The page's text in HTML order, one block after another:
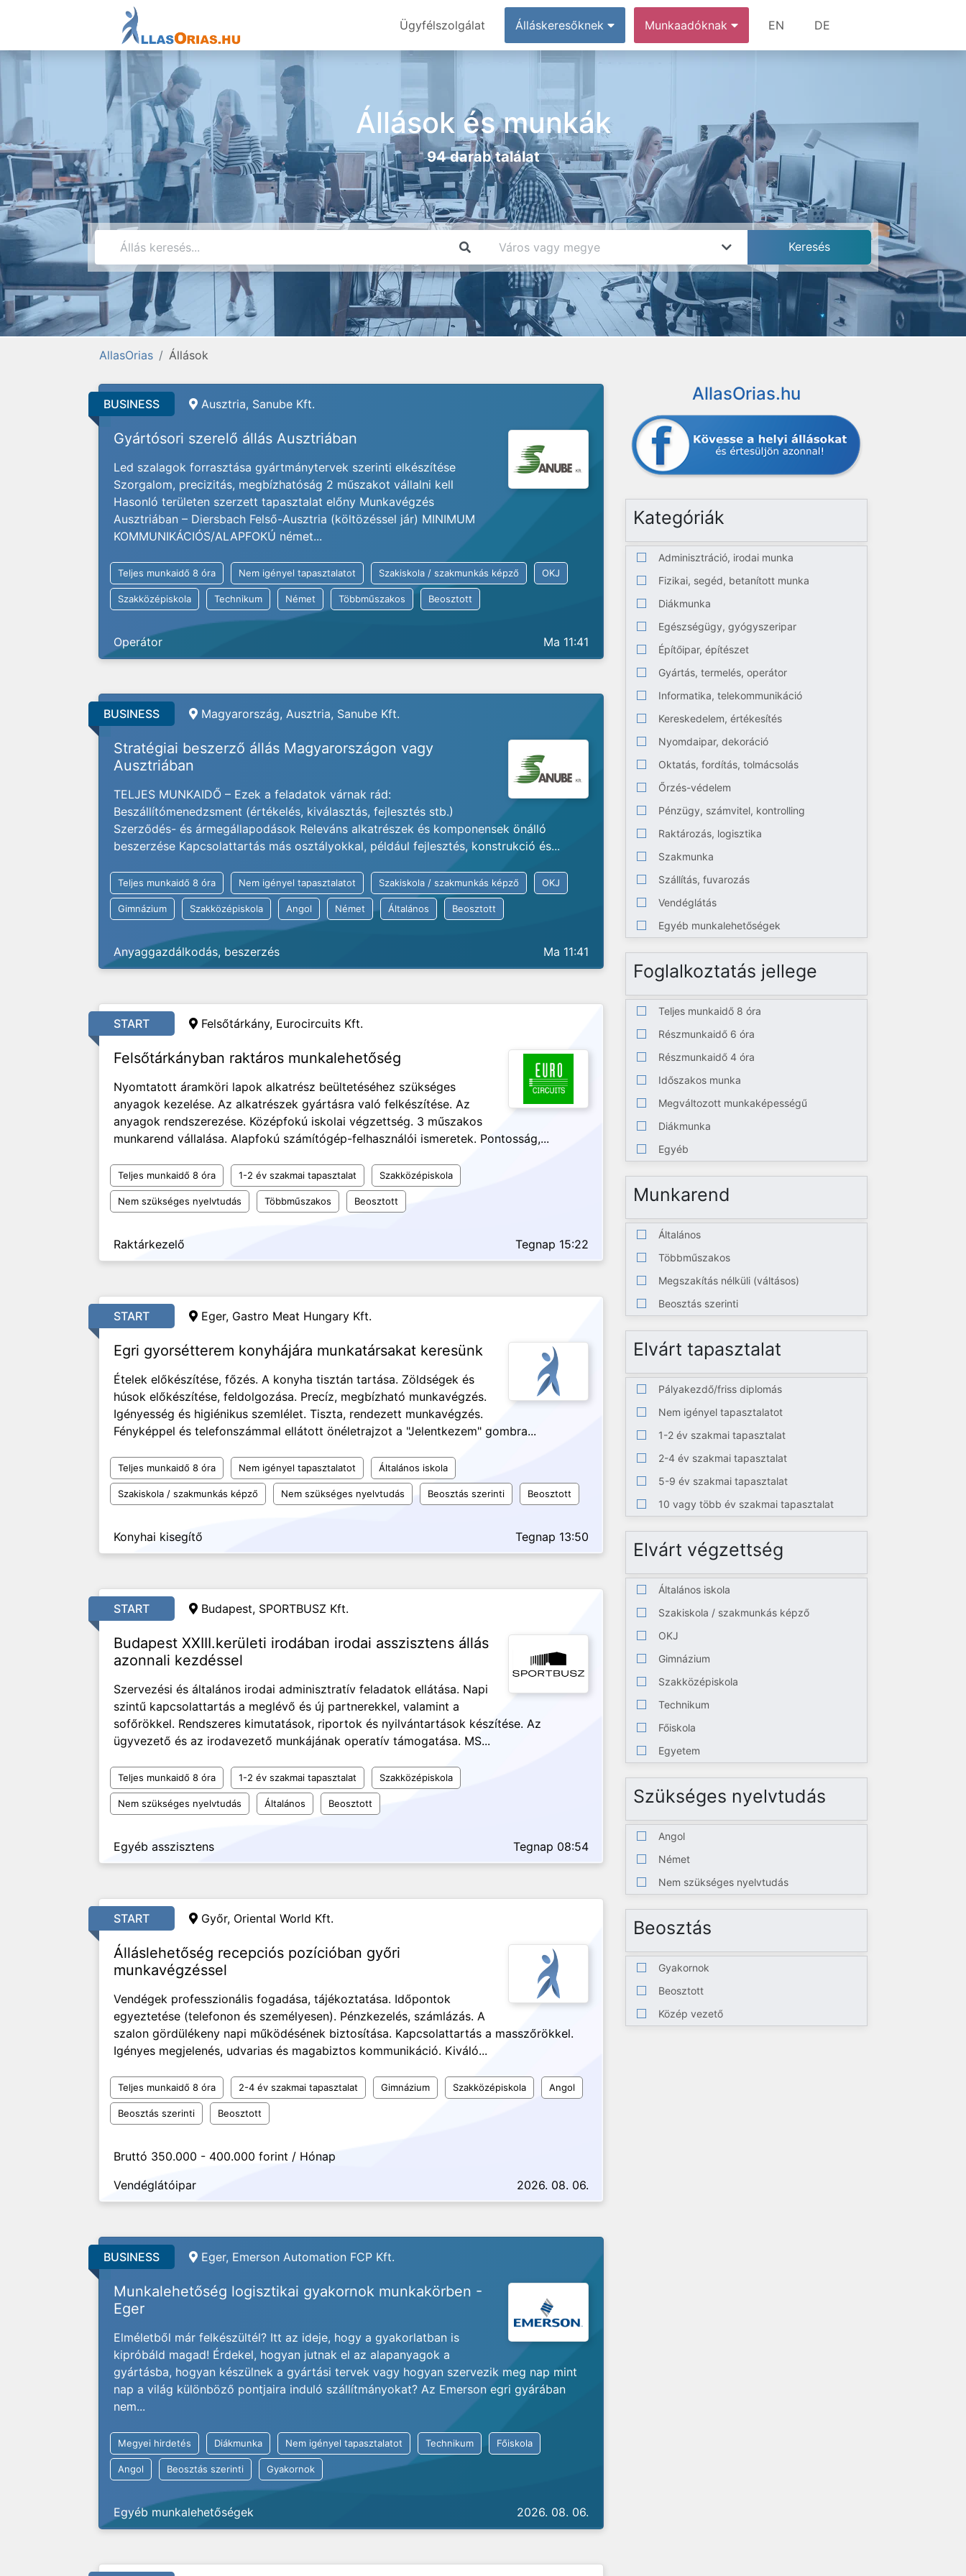
Ügyfélszolgálat Álláskeresőknek Munkaadóknak EN DE
Állások és munkák
94 darab találat
AllasOrias Állások
BUSINESS Ausztria, Sanube Kft.
Gyártósori szerelő állás Ausztriában
Led szalagok forrasztása gyártmánytervek szerinti elkészítése
Szorgalom, precizitás, megbízhatóság 2 műszakot vállalni kell
Hasonló területen szerzett tapasztalat előny Munkavégzés
Ausztriában – Diersbach Felső-Ausztria (költözéssel jár) MINIMUM
KOMMUNIKÁCIÓS/ALAPFOKÚ német...
Teljes munkaidő 8 óra Nem igényel tapasztalatot Szakiskola / szakmunkás képző OKJ
Szakközépiskola Technikum Német Többműszakos Beosztott
Operátor Ma 11:41
BUSINESS Magyarország, Ausztria, Sanube Kft.
Stratégiai beszerző állás Magyarországon vagy
Ausztriában
TELJES MUNKAIDŐ – Ezek a feladatok várnak rád:
Beszállítómenedzsment (értékelés, kiválasztás, fejlesztés stb.)
Szerződés- és ármegállapodások Releváns alkatrészek és komponensek önálló
beszerzése Kapcsolattartás más osztályokkal, például fejlesztés, konstrukció és...
Teljes munkaidő 8 óra Nem igényel tapasztalatot Szakiskola / szakmunkás képző OKJ
Gimnázium Szakközépiskola Angol Német Általános Beosztott
Anyaggazdálkodás, beszerzés Ma 11:41
START Felsőtárkány, Eurocircuits Kft.
Felsőtárkányban raktáros munkalehetőség
Nyomtatott áramköri lapok alkatrész beültetéséhez szükséges
anyagok kezelése. Az alkatrészek gyártásra való felkészítése. Az
anyagok rendszerezése. Középfokú iskolai végzettség. 3 műszakos
munkarend vállalása. Alapfokú számítógép-felhasználói ismeretek. Pontosság,...
Teljes munkaidő 8 óra 1-2 év szakmai tapasztalat Szakközépiskola
Nem szükséges nyelvtudás Többműszakos Beosztott
Raktárkezelő Tegnap 15:22
START Eger, Gastro Meat Hungary Kft.
Egri gyorsétterem konyhájára munkatársakat keresünk
Ételek előkészítése, főzés. A konyha tisztán tartása. Zöldségek és
húsok előkészítése, feldolgozása. Precíz, megbízható munkavégzés.
Igényesség és higiénikus szemlélet. Tiszta, rendezett munkavégzés.
Fényképpel és telefonszámmal ellátott önéletrajzot a "Jelentkezem" gombra...
Teljes munkaidő 8 óra Nem igényel tapasztalatot Általános iskola
Szakiskola / szakmunkás képző Nem szükséges nyelvtudás Beosztás szerinti Beosztott
Konyhai kisegítő Tegnap 13:50
START Budapest, SPORTBUSZ Kft.
Budapest XXIII.kerületi irodában irodai asszisztens állás
azonnali kezdéssel
Szervezési és általános irodai adminisztratív feladatok ellátása. Napi
szintű kapcsolattartás a meglévő és új partnerekkel, valamint a
sofőrökkel. Rendszeres kimutatások, riportok és nyilvántartások készítése. Az
ügyvezető és az irodavezető munkájának operatív támogatása. MS...
Teljes munkaidő 8 óra 1-2 év szakmai tapasztalat Szakközépiskola
Nem szükséges nyelvtudás Általános Beosztott
Egyéb asszisztens Tegnap 08:54
START Győr, Oriental World Kft.
Álláslehetőség recepciós pozícióban győri
munkavégzéssel
Vendégek professzionális fogadása, tájékoztatása. Időpontok
egyeztetése (telefonon és személyesen). Pénzkezelés, számlázás. A
szalon gördülékeny napi működésének biztosítása. Kapcsolattartás a masszőrökkel.
Igényes megjelenés, udvarias és magabiztos kommunikáció. Kiváló...
Teljes munkaidő 8 óra 2-4 év szakmai tapasztalat Gimnázium Szakközépiskola Angol
Beosztás szerinti Beosztott
Bruttó 350.000 - 400.000 forint / Hónap
Vendéglátóipar
2026. 08. 06.
BUSINESS Eger, Emerson Automation FCP Kft.
Munkalehetőség logisztikai gyakornok munkakörben -
Eger
Elméletből már felkészültél? Itt az ideje, hogy a gyakorlatban is
kipróbáld magad! Érdekel, hogyan jutnak el az alapanyagok a
gyártásba, hogyan készülnek a gyártási tervek vagy hogyan szervezik meg nap mint
nap a világ különböző pontjaira induló szállítmányokat? Az Emerson egri gyárában
nem...
Megyei hirdetés Diákmunka Nem igényel tapasztalatot Technikum Főiskola
Angol Beosztás szerinti Gyakornok
Egyéb munkalehetőségek 2026. 08. 06.
AllasOrias.hu
Kategóriák
Adminisztráció, irodai munka
Fizikai, segéd, betanított munka
Diákmunka
Egészségügy, gyógyszeripar
Építőipar, építészet
Gyártás, termelés, operátor
Informatika, telekommunikáció
Kereskedelem, értékesítés
Nyomdaipar, dekoráció
Oktatás, fordítás, tolmácsolás
Őrzés-védelem
Pénzügy, számvitel, kontrolling
Raktározás, logisztika
Szakmunka
Szállítás, fuvarozás
Vendéglátás
Egyéb munkalehetőségek
Foglalkoztatás jellege
Teljes munkaidő 8 óra
Részmunkaidő 6 óra
Részmunkaidő 4 óra
Időszakos munka
Megváltozott munkaképességű
Diákmunka
Egyéb
Munkarend
Általános
Többműszakos
Megszakítás nélküli (váltásos)
Beosztás szerinti
Elvárt tapasztalat
Pályakezdő/friss diplomás
Nem igényel tapasztalatot
1-2 év szakmai tapasztalat
2-4 év szakmai tapasztalat
5-9 év szakmai tapasztalat
10 vagy több év szakmai tapasztalat
Elvárt végzettség
Általános iskola
Szakiskola / szakmunkás képző
OKJ
Gimnázium
Szakközépiskola
Technikum
Főiskola
Egyetem
Szükséges nyelvtudás
Angol
Német
Nem szükséges nyelvtudás
Beosztás
Gyakornok
Beosztott
Közép vezető